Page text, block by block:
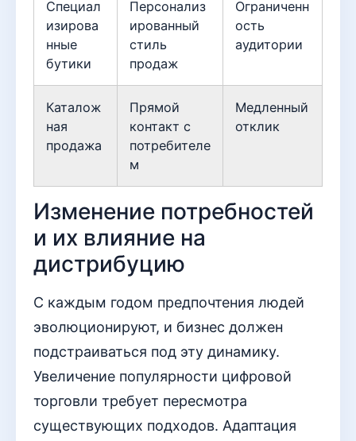
Специал
изирова
нные
бутики
Персонализ
ированный
стиль
продаж
Ограниченн
ость
аудитории
Каталож
ная
продажа
Прямой
контакт с
потребителе
м
Медленный
отклик
Изменение потребностей
и их влияние на
дистрибуцию
С каждым годом предпочтения людей
эволюционируют, и бизнес должен
подстраиваться под эту динамику.
Увеличение популярности цифровой
торговли требует пересмотра
существующих подходов. Адаптация